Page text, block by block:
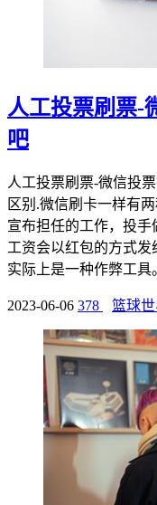
人工投票刷票-
吧
人工投票刷票-微信投
区别.微信刷卡一样有
宣布担任的工作，投手
工资会以红包的方式
实际上是一种作弊工具
2023-06-06 378 篮球